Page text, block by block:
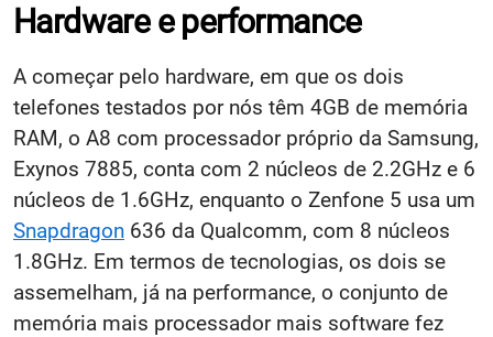
Hardware e performance
A começar pelo hardware, em que os dois
telefones testados por nós têm 4GB de memória
RAM, o A8 com processador próprio da Samsung,
Exynos 7885, conta com 2 núcleos de 2.2GHz e 6
núcleos de 1.6GHz, enquanto o Zenfone 5 usa um
Snapdragon 636 da Qualcomm, com 8 núcleos
1.8GHz. Em termos de tecnologias, os dois se
assemelham, já na performance, o conjunto de
memória mais processador mais software fez